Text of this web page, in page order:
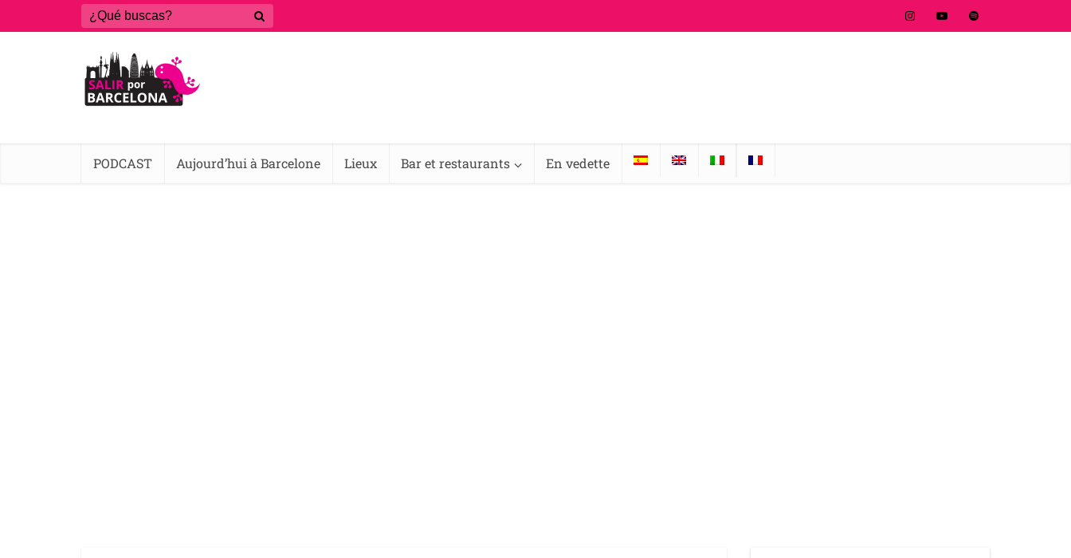
PODCAST Aujourd’hui à Barcelone Lieux Bar et restaurants En vedette